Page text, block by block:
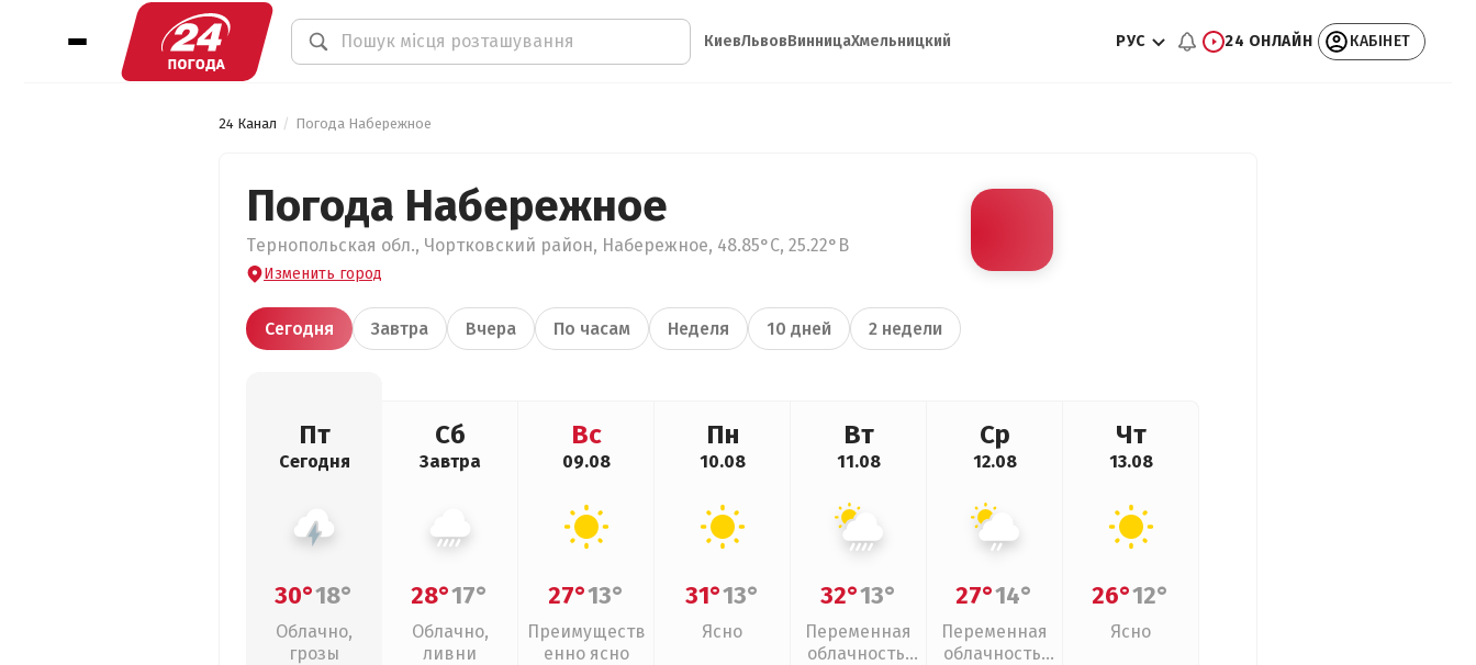
КиевЛьвовВинницаХмельницкий РУС 24 ОНЛАЙН КАБІНЕТ
24 Канал Погода Набережное
Погода Набережное
Тернопольская обл., Чортковский район, Набережное, 48.85°С, 25.22°В
Изменить город
Сегодня Завтра Вчера По часам Неделя 10 дней 2 недели
Пт
Сегодня
30°18°
Облачно,
грозы
Сб
Завтра
28°17°
Облачно,
ливни
Вс
09.08
27°13°
Преимуществ
енно ясно
Пн
10.08
31°13°
Ясно
Вт
11.08
32°13°
Переменная
облачность,
Ср
12.08
27°14°
Переменная
облачность,
Чт
13.08
26°12°
Ясно